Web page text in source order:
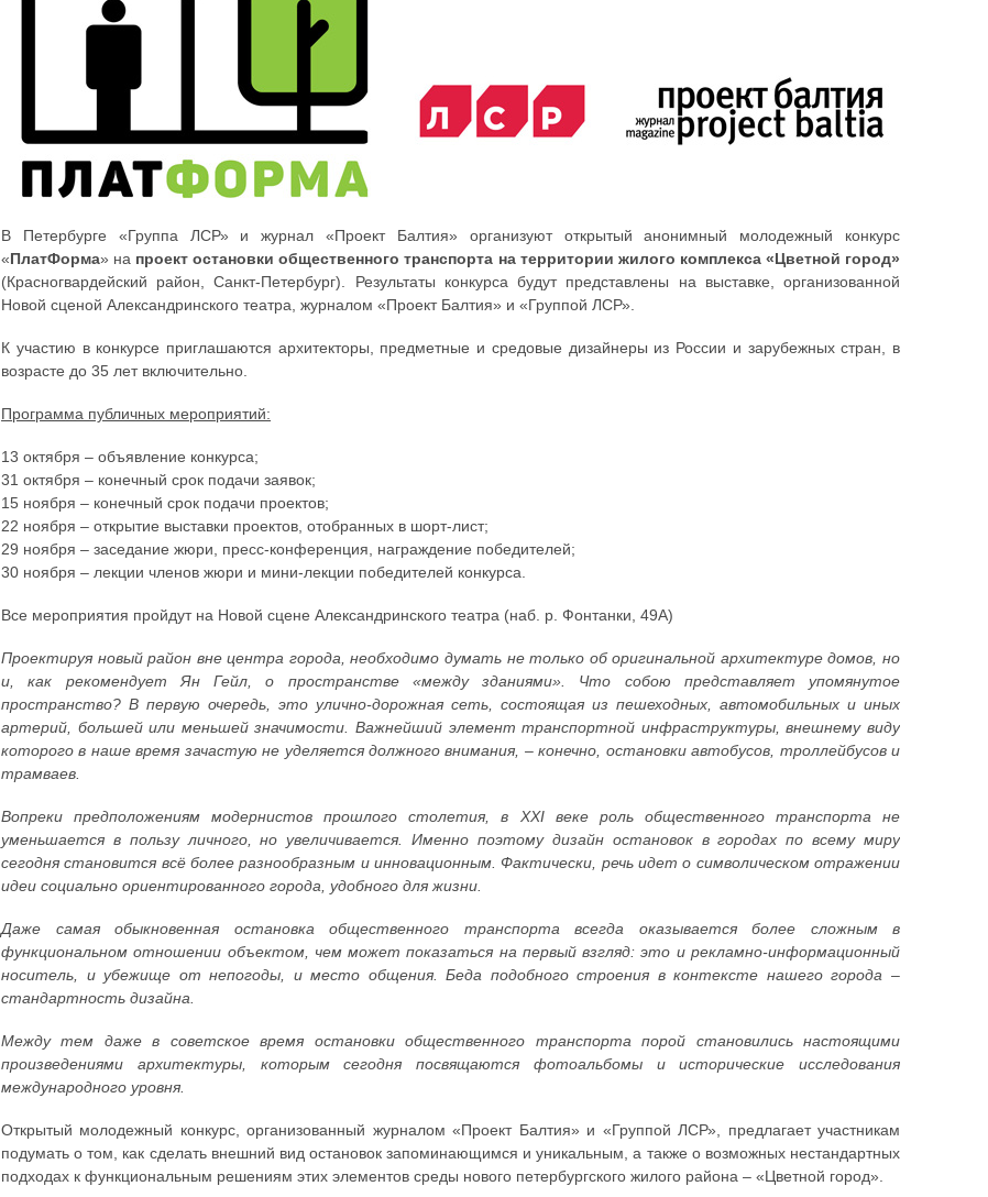
В Петербурге «Группа ЛСР» и журнал «Проект Балтия» организуют открытый анонимный молодежный конкурс
«ПлатФорма» на проект остановки общественного транспорта на территории жилого комплекса «Цветной город»
(Красногвардейский район, Санкт-Петербург). Результаты конкурса будут представлены на выставке, организованной
Новой сценой Александринского театра, журналом «Проект Балтия» и «Группой ЛСР».
К участию в конкурсе приглашаются архитекторы, предметные и средовые дизайнеры из России и зарубежных стран, в
возрасте до 35 лет включительно.
Программа публичных мероприятий:
13 октября – объявление конкурса;
31 октября – конечный срок подачи заявок;
15 ноября – конечный срок подачи проектов;
22 ноября – открытие выставки проектов, отобранных в шорт-лист;
29 ноября – заседание жюри, пресс-конференция, награждение победителей;
30 ноября – лекции членов жюри и мини-лекции победителей конкурса.
Все мероприятия пройдут на Новой сцене Александринского театра (наб. р. Фонтанки, 49А)
Проектируя новый район вне центра города, необходимо думать не только об оригинальной архитектуре домов, но
и, как рекомендует Ян Гейл, о пространстве «между зданиями». Что собою представляет упомянутое
пространство? В первую очередь, это улично-дорожная сеть, состоящая из пешеходных, автомобильных и иных
артерий, большей или меньшей значимости. Важнейший элемент транспортной инфраструктуры, внешнему виду
которого в наше время зачастую не уделяется должного внимания, – конечно, остановки автобусов, троллейбусов и
трамваев.
Вопреки предположениям модернистов прошлого столетия, в XXI веке роль общественного транспорта не
уменьшается в пользу личного, но увеличивается. Именно поэтому дизайн остановок в городах по всему миру
сегодня становится всё более разнообразным и инновационным. Фактически, речь идет о символическом отражении
идеи социально ориентированного города, удобного для жизни.
Даже самая обыкновенная остановка общественного транспорта всегда оказывается более сложным в
функциональном отношении объектом, чем может показаться на первый взгляд: это и рекламно-информационный
носитель, и убежище от непогоды, и место общения. Беда подобного строения в контексте нашего города –
стандартность дизайна.
Между тем даже в советское время остановки общественного транспорта порой становились настоящими
произведениями архитектуры, которым сегодня посвящаются фотоальбомы и исторические исследования
международного уровня.
Открытый молодежный конкурс, организованный журналом «Проект Балтия» и «Группой ЛСР», предлагает участникам
подумать о том, как сделать внешний вид остановок запоминающимся и уникальным, а также о возможных нестандартных
подходах к функциональным решениям этих элементов среды нового петербургского жилого района – «Цветной город».